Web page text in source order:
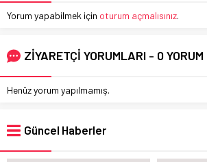
Yorum yapabilmek için oturum açmalısınız.
ZİYARETÇİ YORUMLARI - 0 YORUM
Henüz yorum yapılmamış.
Güncel Haberler